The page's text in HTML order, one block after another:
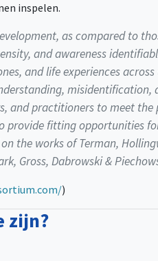
inspelen.
as compared to
and awareness
and life experiences across
misidentification,
and practitioners to meet
provide fitting opportunities
the works of Terman,
Gross, Dabrowski &
)
zijn?